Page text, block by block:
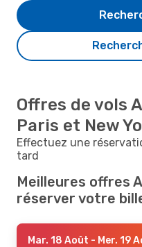
Offres de vols
Paris et New
Effectuez une
tard
Meilleures offres
réserver votre
Mar. 18 Août - Mer. 19